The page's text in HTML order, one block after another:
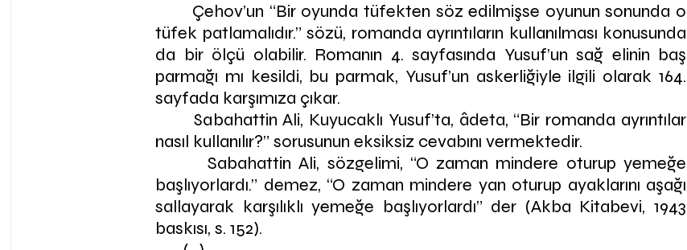
Çehov’un “Bir oyunda tüfekten söz edilmişse oyunun sonunda o
tüfek patlamalıdır.” sözü, romanda ayrıntıların kullanılması konusunda
da bir ölçü olabilir. Romanın 4. sayfasında Yusuf’un sağ elinin baş
parmağı mı kesildi, bu parmak, Yusuf’un askerliğiyle ilgili olarak 164.
sayfada karşımıza çıkar.
Sabahattin Ali, Kuyucaklı Yusuf’ta, âdeta, “Bir romanda ayrıntılar
nasıl kullanılır?” sorusunun eksiksiz cevabını vermektedir.
Sabahattin Ali, sözgelimi, “O zaman mindere oturup yemeğe
başlıyorlardı.” demez, “O zaman mindere yan oturup ayaklarını aşağı
sallayarak karşılıklı yemeğe başlıyorlardı” der (Akba Kitabevi, 1943
baskısı, s. 152).